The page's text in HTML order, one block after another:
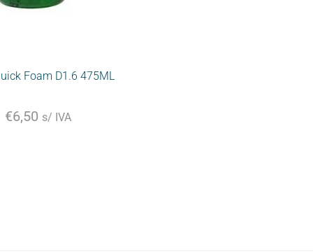
Foam D1.6 475ML
€6,50 s/ IVA